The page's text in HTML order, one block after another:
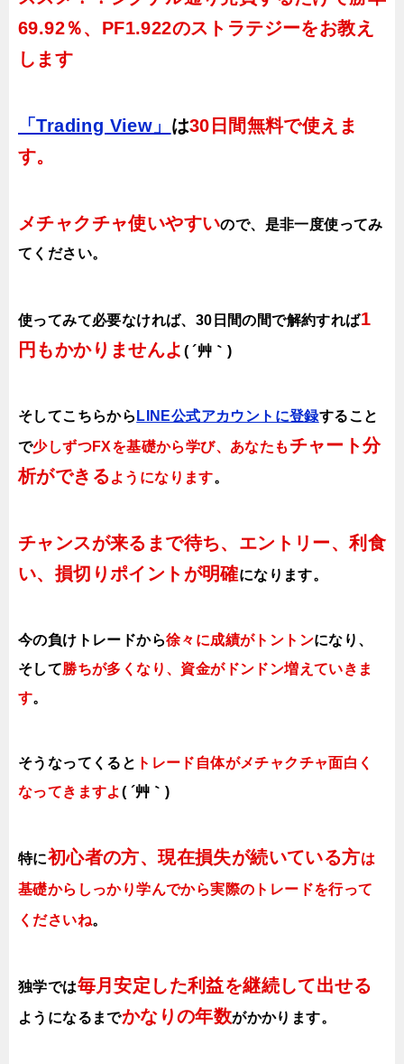
69.92％、PF1.922のストラテジーをお教え
します
「Trading View」 は30日間無料で使えま
す。
メチャクチャ使いやすいので、 是非一度使ってみ
てください。
使ってみて必要なければ、30日間の間で解約すれば1
円もかかりませんよ ( ´艸｀)
そしてこちらから LINE公式アカウントに登録すること
で少しずつFXを基礎から学び、あなたも チャート分
析ができるようになります。
チャンスが来るまで待ち、エントリー、利食
い、損切りポイントが明確になります。
今の負けトレードから徐々に成績がトントンになり、
そして勝ちが多くなり、資金がドンドン増えていきま
す。
そうなってくると トレード自体がメチャクチャ面白く
なってきますよ ( ´艸｀)
特に初心者の方、現在損失が続いている方は
基礎からしっかり学んでから実際のトレードを行って
くださいね。
独学では毎月安定した利益を継続して出せる
ようになるまでかなりの年数がかかります。